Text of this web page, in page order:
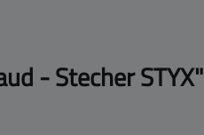
- Stecher STYX"